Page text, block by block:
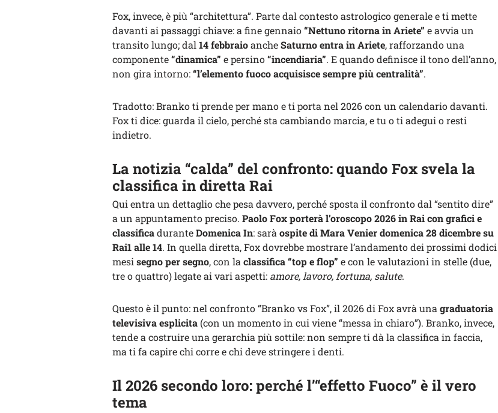
Fox, invece, è più “architettura”. Parte dal contesto astrologico generale e ti mette
davanti ai passaggi chiave: a fine gennaio“Nettuno ritorna in Ariete” e avvia un
transito lungo; dal14 febbraioancheSaturno entra in Ariete, rafforzando una
componente“dinamica” e persino“incendiaria”. E quando definisce il tono dell’anno,
non gira intorno:“l’elemento fuoco acquisisce sempre più centralità”.
Tradotto: Branko ti prende per mano e ti porta nel 2026 con un calendario davanti.
Fox ti dice: guarda il cielo, perché sta cambiando marcia, e tu o ti adegui o resti
indietro.
La notizia “calda” del confronto: quando Fox svela la
classifica in diretta Rai
Qui entra un dettaglio che pesa davvero, perché sposta il confronto dal “sentito dire”
a un appuntamento preciso. Paolo Fox porterà l’oroscopo 2026 in Rai con grafici e
classificaduranteDomenica In: saràospite di Mara Venier domenica 28 dicembre su
Rai1 alle 14. In quella diretta, Fox dovrebbe mostrare l’andamento dei prossimi dodici
mesisegno per segno, con laclassifica “top e flop” e con le valutazioni in stelle (due,
tre o quattro) legate ai vari aspetti: amore, lavoro, fortuna, salute.
Questo è il punto: nel confronto “Branko vs Fox”, il 2026 di Fox avrà unagraduatoria
televisiva esplicita (con un momento in cui viene “messa in chiaro”). Branko, invece,
tende a costruire una gerarchia più sottile: non sempre ti dà la classifica in faccia,
ma ti fa capire chi corre e chi deve stringere i denti.
Il 2026 secondo loro: perché l’“effetto Fuoco” è il vero
tema